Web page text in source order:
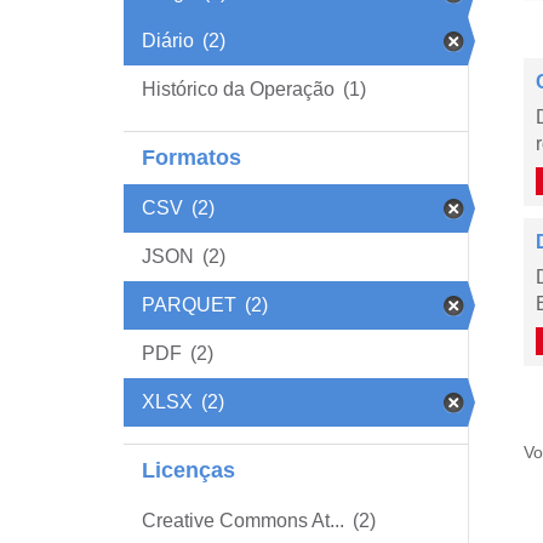
Diário (2)
Histórico da Operação (1)
Formatos
CSV (2)
JSON (2)
PARQUET (2)
PDF (2)
XLSX (2)
Licenças
Creative Commons At... (2)